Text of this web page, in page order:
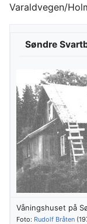
Varaldvegen/
Søndre
Våningshuset på
Foto: Rudolf Bråten